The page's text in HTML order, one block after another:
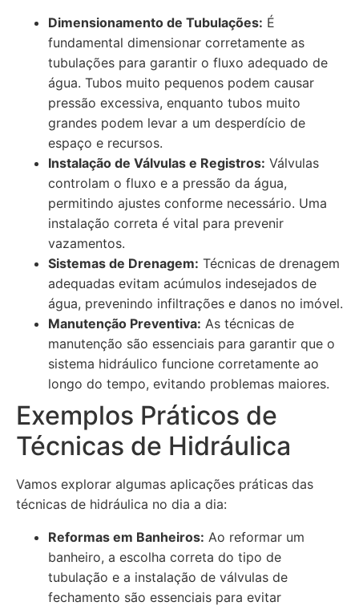
Dimensionamento de Tubulações: É
fundamental dimensionar corretamente as
tubulações para garantir o fluxo adequado de
água. Tubos muito pequenos podem causar
pressão excessiva, enquanto tubos muito
grandes podem levar a um desperdício de
espaço e recursos.
Instalação de Válvulas e Registros: Válvulas
controlam o fluxo e a pressão da água,
permitindo ajustes conforme necessário. Uma
instalação correta é vital para prevenir
vazamentos.
Sistemas de Drenagem: Técnicas de drenagem
adequadas evitam acúmulos indesejados de
água, prevenindo infiltrações e danos no imóvel.
Manutenção Preventiva: As técnicas de
manutenção são essenciais para garantir que o
sistema hidráulico funcione corretamente ao
longo do tempo, evitando problemas maiores.
Exemplos Práticos de
Técnicas de Hidráulica
Vamos explorar algumas aplicações práticas das
técnicas de hidráulica no dia a dia:
Reformas em Banheiros: Ao reformar um
banheiro, a escolha correta do tipo de
tubulação e a instalação de válvulas de
fechamento são essenciais para evitar